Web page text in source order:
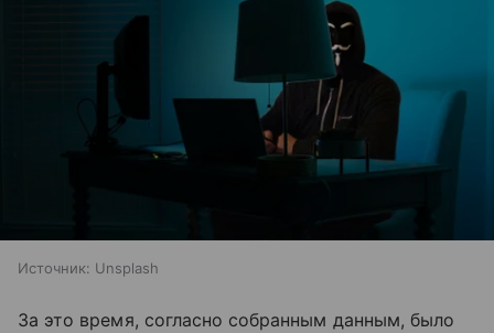
Источник: Unsplash
За это время, согласно собранным данным, было